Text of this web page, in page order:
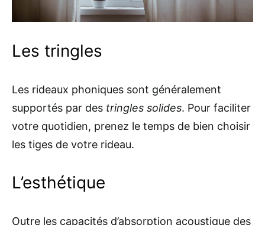
Les tringles
Les rideaux phoniques sont généralement
supportés par des tringles solides. Pour faciliter
votre quotidien, prenez le temps de bien choisir
les tiges de votre rideau.
L’esthétique
Outre les capacités d’absorption acoustique des